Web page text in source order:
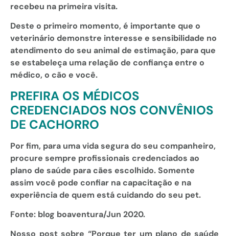
recebeu na primeira visita.
Deste o primeiro momento, é importante que o
veterinário demonstre interesse e sensibilidade no
atendimento do seu animal de estimação, para que
se estabeleça uma relação de confiança entre o
médico, o cão e você.
PREFIRA OS MÉDICOS
CREDENCIADOS NOS CONVÊNIOS
DE CACHORRO
Por fim, para uma vida segura do seu companheiro,
procure sempre profissionais credenciados ao
plano de saúde para cães escolhido. Somente
assim você pode confiar na capacitação e na
experiência de quem está cuidando do seu pet.
Fonte: blog boaventura/Jun 2020.
Nosso post sobre “Porque ter um plano de saúde